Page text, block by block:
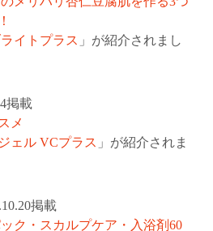
イトプラス 」が紹介されまし
掲載
メ
ェル VCプラス 」が紹介されま
掲載
ク・スカルプケア・入浴剤60